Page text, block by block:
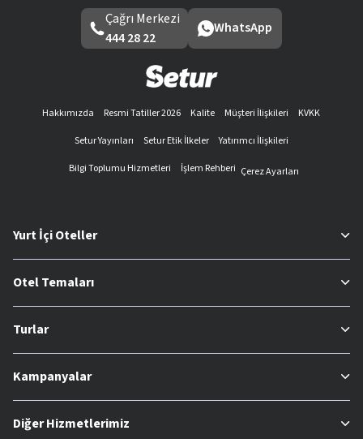
Çağrı Merkezi
444 28 22
WhatsApp
Hakkımızda Resmi Tatiller 2026 Kalite Müşteri İlişkileri
KVKK
Setur Yayınları
Setur Etik İlkeler
Yatırımcı İlişkileri
Bilgi Toplumu Hizmetleri
İşlem Rehberi Çerez Ayarları
Yurt İçi Oteller
Otel Temaları
Turlar
Kampanyalar
Diğer Hizmetlerimiz